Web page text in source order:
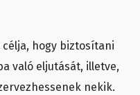
hogy biztosítani
való eljutását, illetve,
nekik.